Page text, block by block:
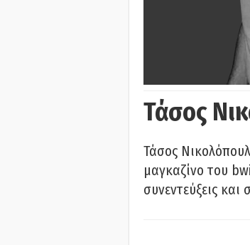
Τάσος
Τάσος
μαγκαζίνο του
συνεντεύξεις